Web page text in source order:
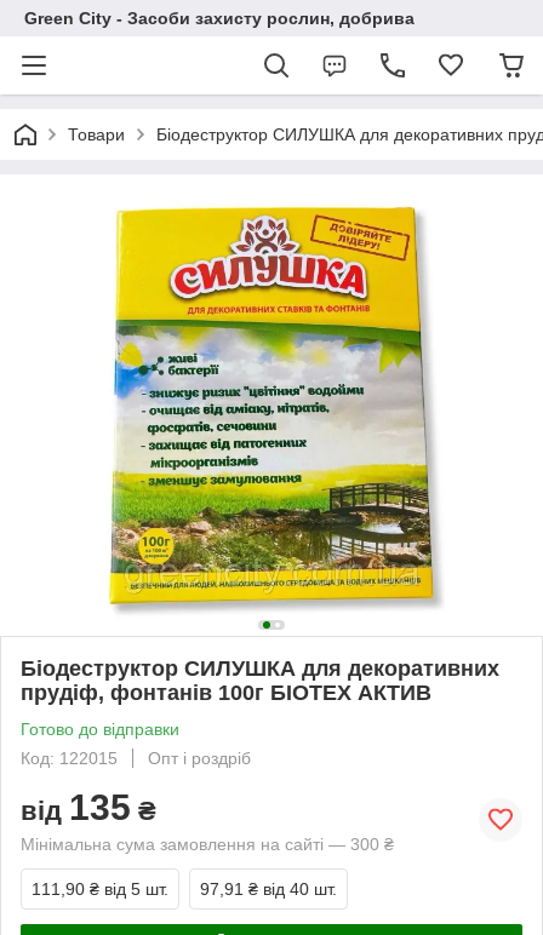
Green City - Засоби захисту рослин, добрива
Товари Біодеструктор СИЛУШКА для декоративних
Біодеструктор СИЛУШКА для декоративних
прудіф, фонтанів 100г БІОТЕХ АКТИВ
Готово до відправки
Код: 122015
Опт і роздріб
від 135 ₴
Мінімальна сума замовлення на сайті — 300 ₴
111,90 ₴ від 5 шт. 97,91 ₴ від 40 шт.